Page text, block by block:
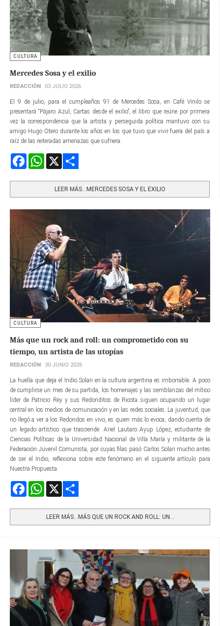
CULTURA
Mercedes Sosa y el exilio
REDACCIÓN 03 JULIO 2026
El 9 de julio, para el cumpleaños 91 de Mercedes Sosa, en Café Vinilo se
presentará “Pájaro Azul, Cartas desde el exilio”, el libro que reúne por primera
vez la correspondencia que la artista y perseguida política mantuvo con su
amigo Hugo Otero durante los años en los que tuvo que vivir fuera del país a
raíz de las reiteradas amenazas que sufriera.
FacebookWhatsApp
LEER MÁS…MERCEDES SOSA Y EL EXILIO
CULTURA
Más que un rock and roll: un comprometido con su
tiempo, un artista de las utopías
REDACCIÓN 30 JUNIO 2026
La huella que deja el Indio Solari en la cultura argentina es imborrable. A poco
de cumplirse un mes de su partida, los homenajes y las semblanzas del mítico
líder de Patricio Rey y sus Redonditos de Ricota siguen ocupando un lugar
central en los medios de comunicación y en las redes sociales. La juventud, que
no llegó a ver a los Redondos en vivo, es quien más lo evoca, dando cuenta de
un legado artístico que trasciende. Ariel Lautaro Ayup López, estudiante de
Ciencias Políticas de la Universidad Nacional de Villa María y militante de la
Federación Juvenil Comunista, por cuyas filas pasó Carlos Solari mucho antes
de ser el Indio, reflexiona sobre este fenómeno en el siguiente artículo para
Nuestra Propuesta.
FacebookWhatsApp
LEER MÁS…MÁS QUE UN ROCK AND ROLL: UN...